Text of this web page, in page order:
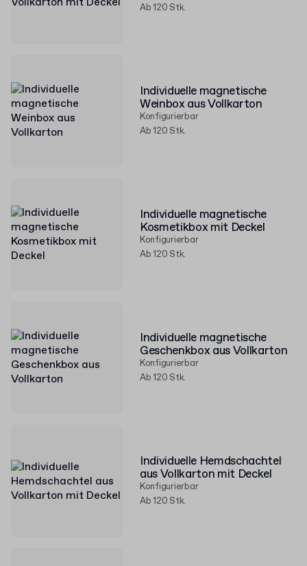
Ab 120 Stk.
Individuelle magnetische
Weinbox aus Vollkarton
Konfigurierbar
Ab 120 Stk.
Individuelle magnetische
Kosmetikbox mit Deckel
Konfigurierbar
Ab 120 Stk.
Individuelle magnetische
Geschenkbox aus Vollkarton
Konfigurierbar
Ab 120 Stk.
Individuelle Hemdschachtel
aus Vollkarton mit Deckel
Konfigurierbar
Ab 120 Stk.